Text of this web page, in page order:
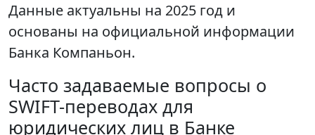
Данные актуальны на 2025 год и
основаны на официальной информации
Банка Компаньон.
Часто задаваемые вопросы о
SWIFT-переводах для
юридических лиц в Банке